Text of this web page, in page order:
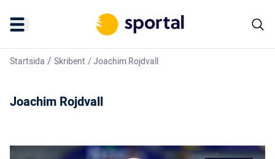
Startsida / Skribent /Joachim Rojdvall
Joachim Rojdvall